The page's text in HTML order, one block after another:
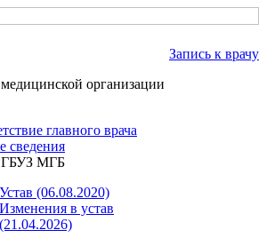
Запись к врачу
организации
главного врача
сведения
ГБУЗ МГБ
Устав (06.08.2020)
Изменения в устав
(21.04.2026)